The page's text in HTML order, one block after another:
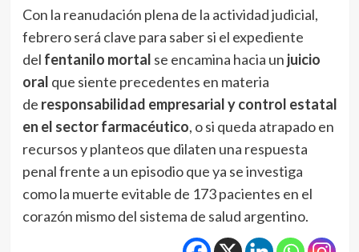
Con la reanudación plena de la actividad judicial,
febrero será clave para saber si el expediente
del fentanilo mortal se encamina hacia un juicio
oral que siente precedentes en materia
de responsabilidad empresarial y control estatal
en el sector farmacéutico, o si queda atrapado en
recursos y planteos que dilaten una respuesta
penal frente a un episodio que ya se investiga
como la muerte evitable de 173 pacientes en el
corazón mismo del sistema de salud argentino.